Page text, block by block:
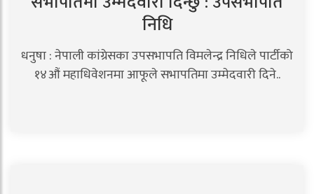
निधि
धनुषा : नेपाली कांग्रेसका उपसभापति विमलेन्द्र निधिले पार्टीको
१४औं महाधिवेशनमा आफूले सभापतिमा उम्मेदवारी दिने..